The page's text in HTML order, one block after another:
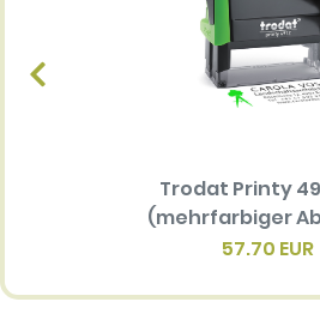
Trodat Printy
(mehrfarbiger
57.70 EUR